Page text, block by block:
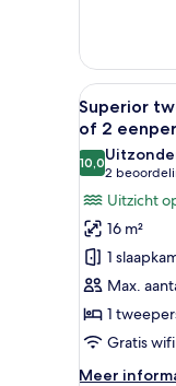
1
of
Alle
foto's
voor
Superior
1
of
2
uitzicht
op
10
Superior
of 2
10,010,0 van 10
2
(2
Uitzicht
16 m²
1
Max.
1
Gratis wifi
Meer
Meer